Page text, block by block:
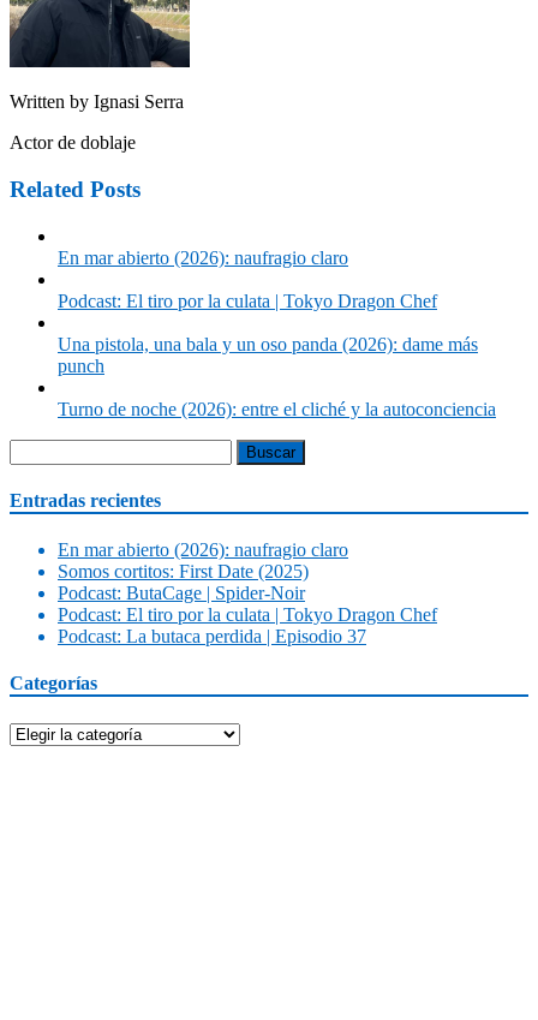
Written by Ignasi Serra
Actor de doblaje
Related Posts
En mar abierto (2026): naufragio claro
Podcast: El tiro por la culata | Tokyo Dragon Chef
Una pistola, una bala y un oso panda (2026): dame más
punch
Turno de noche (2026): entre el cliché y la autoconciencia
Entradas recientes
En mar abierto (2026): naufragio claro
Somos cortitos: First Date (2025)
Podcast: ButaCage | Spider-Noir
Podcast: El tiro por la culata | Tokyo Dragon Chef
Podcast: La butaca perdida | Episodio 37
Categorías
Categorías